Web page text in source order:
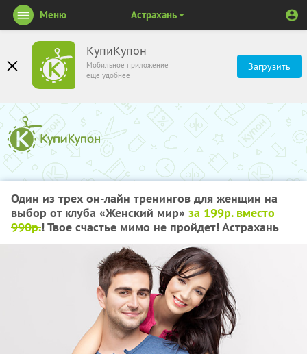
КупиКупон
Мобильное приложение
ещё удобнее
Загрузить
Меню Астрахань
Один из трех он-лайн тренингов для женщин на
выбор от клуба «Женский мир» за 199р. вместо
990р.! Твое счастье мимо не пройдет! Астрахань